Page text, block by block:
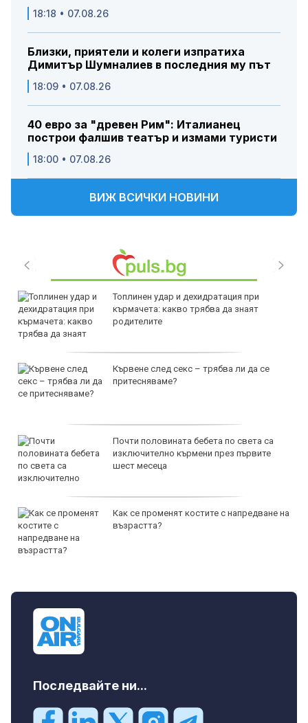
18:18 • 07.08.26
Близки, приятели и колеги изпратиха
Димитър Шумналиев в последния му път
18:09 • 07.08.26
40 евро за "древен Рим": Италианец
построи фалшив театър и измами туристи
18:00 • 07.08.26
ВИЖ ВСИЧКИ НОВИНИ
Топлинен удар и дехидратация при
кърмачета: какво трябва да знаят
родителите
Кървене след секс – трябва ли да се
притесняваме?
Почти половината бебета по света са
изключително кърмени през първите
шест месеца
Как се променят костите с напредване на
възрастта?
Последвайте ни...